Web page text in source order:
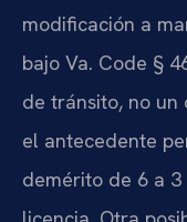
modificación a
bajo Va. Code §
de tránsito, no un
el antecedente
demérito de 6 a